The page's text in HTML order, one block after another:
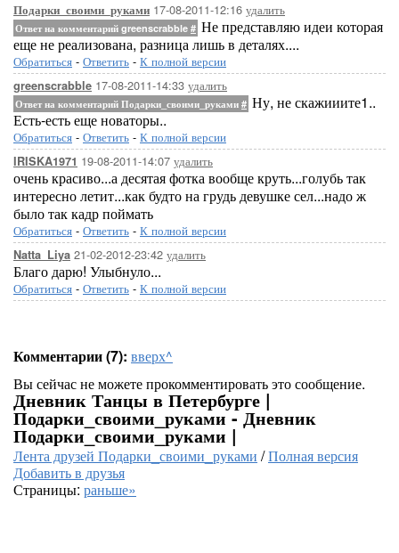
Подарки_своими_руками 17-08-2011-12:16 удалить
Ответ на комментарий greenscrabble # Не представляю идеи которая
еще не реализована, разница лишь в деталях....
Обратиться - Ответить - К полной версии
greenscrabble 17-08-2011-14:33 удалить
Ответ на комментарий Подарки_своими_руками # Ну, не скажииите1..
Есть-есть еще новаторы..
Обратиться - Ответить - К полной версии
IRISKA1971 19-08-2011-14:07 удалить
очень красиво...а десятая фотка вообще круть...голубь так
интересно летит...как будто на грудь девушке сел...надо ж
было так кадр поймать
Обратиться - Ответить - К полной версии
Natta_Liya 21-02-2012-23:42 удалить
Благо дарю! Улыбнуло...
Обратиться - Ответить - К полной версии
Комментарии (7): вверх^
Вы сейчас не можете прокомментировать это сообщение.
Дневник Танцы в Петербурге |
Подарки_своими_руками - Дневник
Подарки_своими_руками |
Лента друзей Подарки_своими_руками /Полная версия
Добавить в друзья
Страницы: раньше»